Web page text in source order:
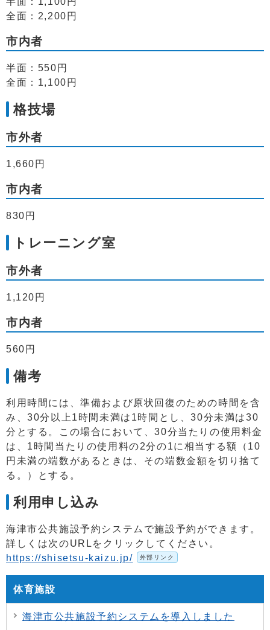
全面：2,200円
市内者
半面：550円
全面：1,100円
格技場
市外者
1,660円
市内者
830円
トレーニング室
市外者
1,120円
市内者
560円
備考
利用時間には、準備および原状回復のための時間を含
み、30分以上1時間未満は1時間とし、30分未満は30
分とする。この場合において、30分当たりの使用料金
は、1時間当たりの使用料の2分の1に相当する額（10
円未満の端数があるときは、その端数金額を切り捨て
る。）とする。
利用申し込み
海津市公共施設予約システムで施設予約ができます。
詳しくは次のURLをクリックしてください。
https://shisetsu-kaizu.jp/
外部リンク
体育施設
海津市公共施設予約システムを導入しました